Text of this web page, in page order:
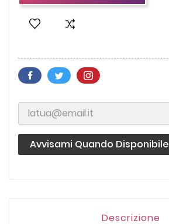
Avvisami Quando Disponibile
Descrizione